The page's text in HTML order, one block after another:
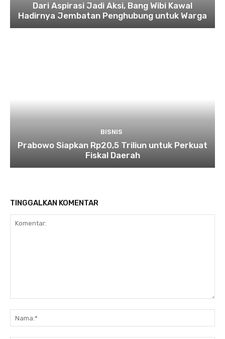
Dari Aspirasi Jadi Aksi, Bang Wibi Kawal
Hadirnya Jembatan Penghubung untuk Warga
BISNIS
Prabowo Siapkan Rp20,5 Triliun untuk Perkuat
Fiskal Daerah
TINGGALKAN KOMENTAR